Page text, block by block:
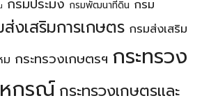
กรมประมง กรมพัฒนาที่ดิน กรม
งเสริมการเกษตร กรมส่งเสริม
ม กระทรวงเกษตรฯ กระทรวง
หกรณ์ กระทรวงเกษตรเเละ